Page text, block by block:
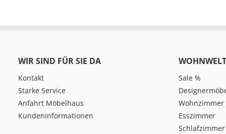
WIR SIND FÜR SIE DA
Kontakt
Starke Service
Anfahrt Möbelhaus
Kundeninformationen
Sale %
Wohnzimmer
Esszimmer
Schlafzimmer